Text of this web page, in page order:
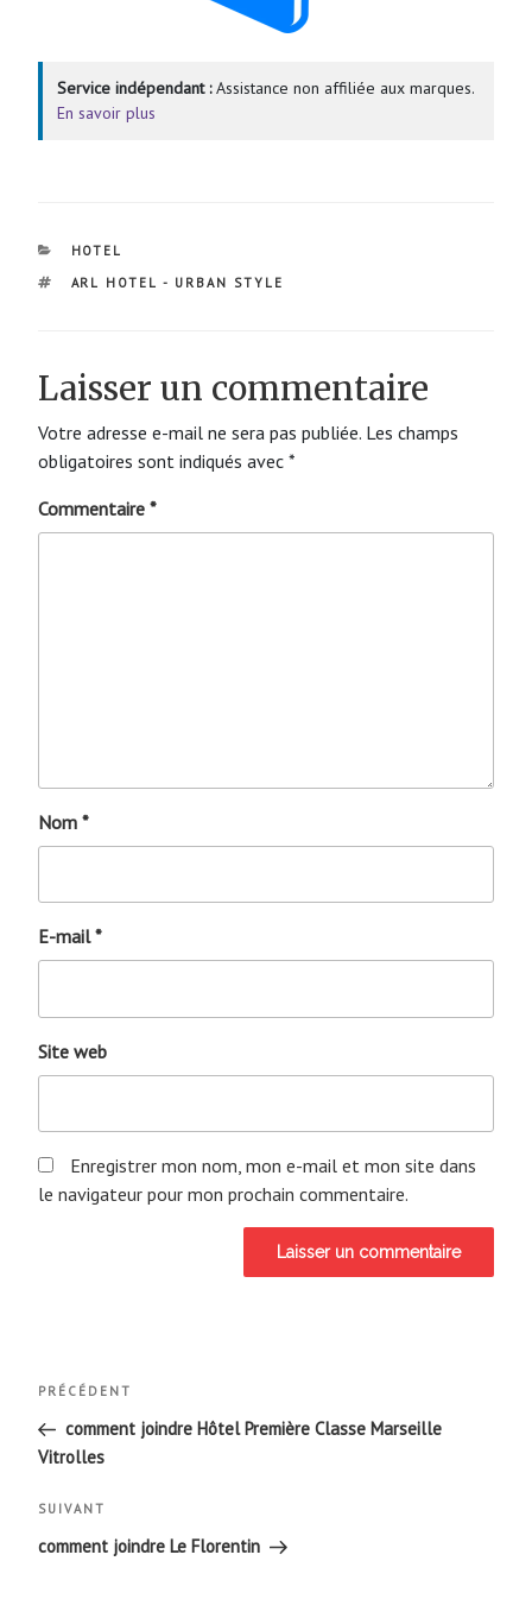
Service indépendant :Assistance non affiliée aux marques.
En savoir plus
CATÉGORIES
HOTEL
ÉTIQUETTES
ARL HOTEL - URBAN STYLE
Laisser un commentaire
Votre adresse e-mail ne sera pas publiée. Les champs
obligatoires sont indiqués avec *
Commentaire *
Nom *
E-mail*
Site web
Enregistrer mon nom, mon e-mail et mon site dans
le navigateur pour mon prochain commentaire.
Navigation
de
l’article
Article
précédent
PRÉCÉDENT
comment joindre Hôtel Première Classe Marseille
Vitrolles
Article
suivant
SUIVANT
comment joindre Le Florentin